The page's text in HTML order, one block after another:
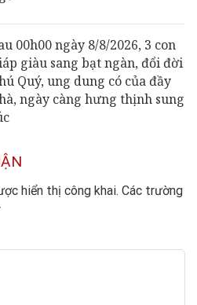
00h00 ngày 8/8/2026, 3 con
giàu sang bạt ngàn, đổi đời
Quý, ung dung có của đầy
ngày càng hưng thịnh sung
hiển thị công khai. Các trường